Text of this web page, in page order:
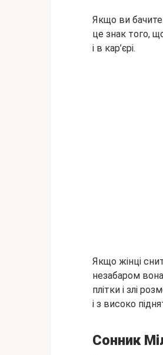
Якщо ви бачите
це знак того,
і в кар’єрі.
Якщо жінці
незабаром
плітки і злі
і з високо
Сонник